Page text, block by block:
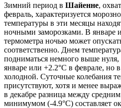
Зимний период в Шайенне,
февраль, характеризуется
температуры в эти месяцы
ночными заморозками. В январе
термометра ночью может
соответственно. Днем
подниматься немного выше
январе или +2.2°C в феврале, но
холодной. Суточные колебания
присутствуют, хотя и менее
в декабре разница между
минимумом (-4.9°C) составляет